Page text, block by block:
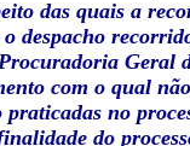
das quais a
o despacho
Geral
com o qual
no
do